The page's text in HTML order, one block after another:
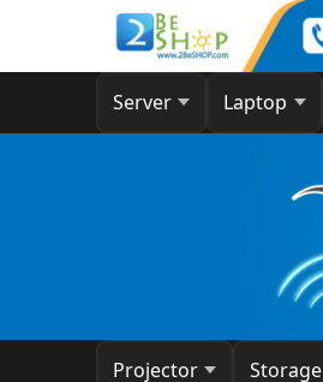
Server Laptop
Projector Storage